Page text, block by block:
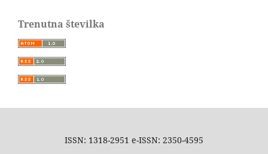
Trenutna številka
ISSN: 1318-2951 e-ISSN: 2350-4595